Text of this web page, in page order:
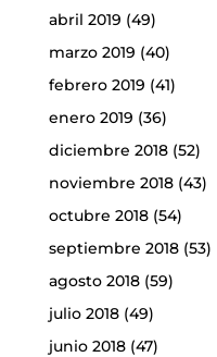
abril 2019 (49)
marzo 2019 (40)
febrero 2019 (41)
enero 2019 (36)
diciembre 2018(52)
noviembre 2018(43)
octubre 2018(54)
septiembre 2018(53)
agosto 2018(59)
julio 2018(49)
junio 2018(47)